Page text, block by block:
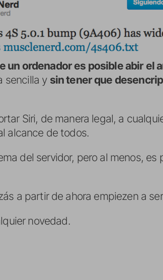
un ordenador es posible abir el
sencilla y sin tener que
Siri, de manera legal, a
alcance de todos.
del servidor, pero al menos, es
a partir de ahora empiezen a
novedad.